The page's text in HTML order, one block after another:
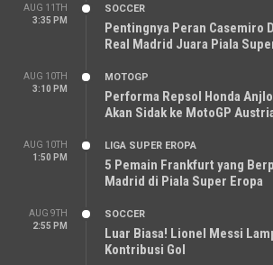
AUG 11TH
3:35 PM
SOCCER
Pentingnya Peran Casemiro
Real Madrid Juara Piala
AUG 10TH
3:10 PM
MOTOGP
Performa Repsol Honda
Akan Sidak ke MotoGP
AUG 10TH
1:50 PM
LIGA SUPER EROPA
5 Pemain Frankfurt yang
Madrid di Piala Super Eropa
AUG 9TH
2:55 PM
SOCCER
Luar Biasa! Lionel Messi
Kontribusi Gol